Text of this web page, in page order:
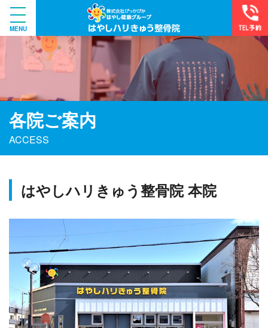
各院ご案内
ACCESS
はやしハリきゅう整骨院 本院